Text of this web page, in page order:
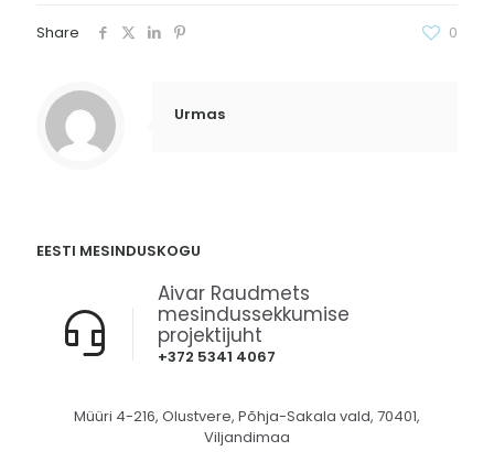
Share 0
Urmas
EESTI MESINDUSKOGU
+372 5341 4067
Aivar Raudmets
mesindussekkumise
projektijuht
Müüri 4-216, Olustvere, Põhja-Sakala vald, 70401,
Viljandimaa